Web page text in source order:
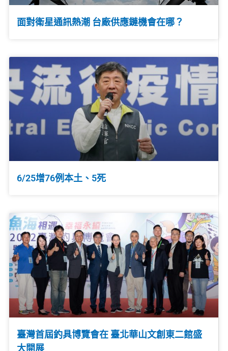
面對衛星通訊熱潮 台廠供應鏈機會在哪？
6/25增76例本土、5死
臺灣首屆釣具博覽會在 臺北華山文創東二館盛
大開展